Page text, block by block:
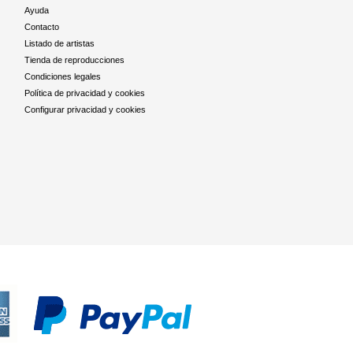
Ayuda
Contacto
Listado de artistas
Tienda de reproducciones
Condiciones legales
Política de privacidad y cookies
Configurar privacidad y cookies